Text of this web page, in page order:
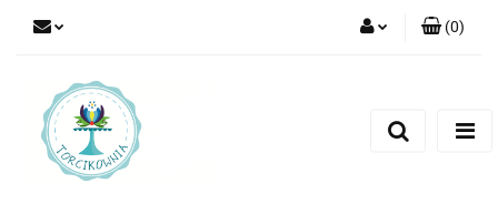
(0)